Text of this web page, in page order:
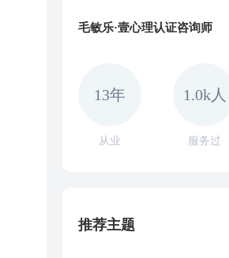
毛敏乐·壹心理认证咨询师
13年
从业
1.0k人
服务过
推荐主题